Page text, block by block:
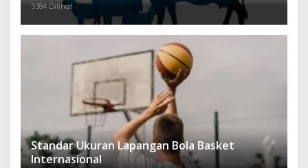
5384 Dilihat
Standar Ukuran Lapangan Bola Basket
Internasional